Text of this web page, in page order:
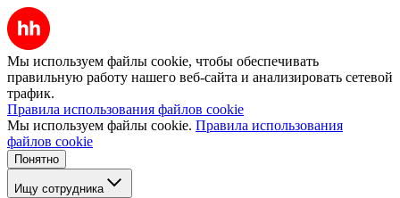
Мы используем файлы cookie, чтобы обеспечивать
правильную работу нашего веб-сайта и анализировать сетевой
трафик.
Правила использования файлов cookie
Мы используем файлы cookie. Правила использования
файлов cookie
Понятно
Ищу сотрудника